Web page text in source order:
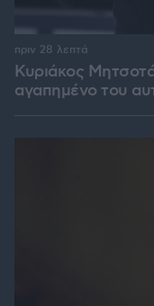
Κυριάκος
αγαπημένο του
πριν 28 λεπτά